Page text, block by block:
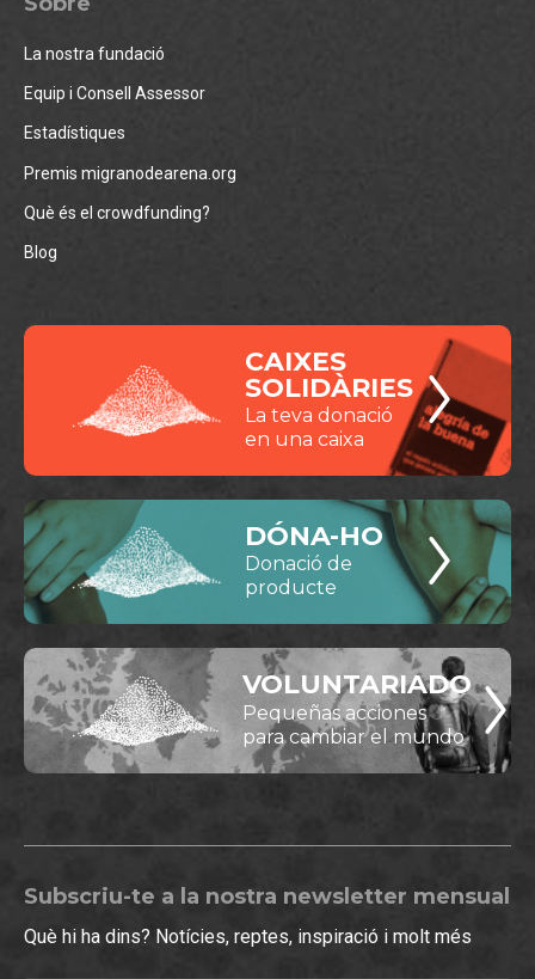
La nostra fundació
Equip i Consell Assessor
Estadístiques
Premis migranodearena.org
Què és el crowdfunding?
Blog
CAIXES
SOLIDÀRIES
La teva donació
en una caixa
DÓNA-HO
Donació de
producte
VOLUNTARIADO
Pequeñas acciones
para cambiar el mundo
Subscriu-te a la nostra newsletter mensual
Què hi ha dins? Notícies, reptes, inspiració i molt més